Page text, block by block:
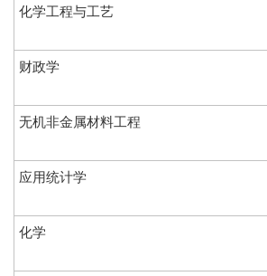
化学工程与工艺
财政学
无机非金属材料工程
应用统计学
化学